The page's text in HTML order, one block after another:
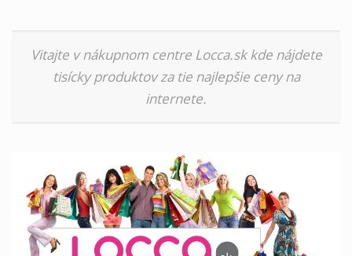
Vitajte v nákupnom centre Locca.sk kde nájdete
tisícky produktov za tie najlepšie ceny na
internete.